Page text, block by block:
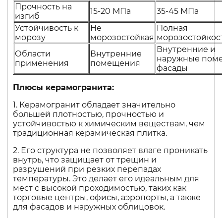
Прочность на
изгиб
15-20 МПа
35-45 МПа
Устойчивость к
морозу
Не
морозостойкая
Полная
Области
применения
Внутренние
помещения
Внутренние и
наружные
фасады
Плюсы керамогранита:
1. Керамогранит обладает значительно
большей плотностью, прочностью и
устойчивостью к химическим веществам, чем
традиционная керамическая плитка.
2. Его структура не позволяет влаге проникать
внутрь, что защищает от трещин и
разрушений при резких перепадах
температуры. Это делает его идеальным для
мест с высокой проходимостью, таких как
торговые центры, офисы, аэропорты, а также
для фасадов и наружных облицовок.